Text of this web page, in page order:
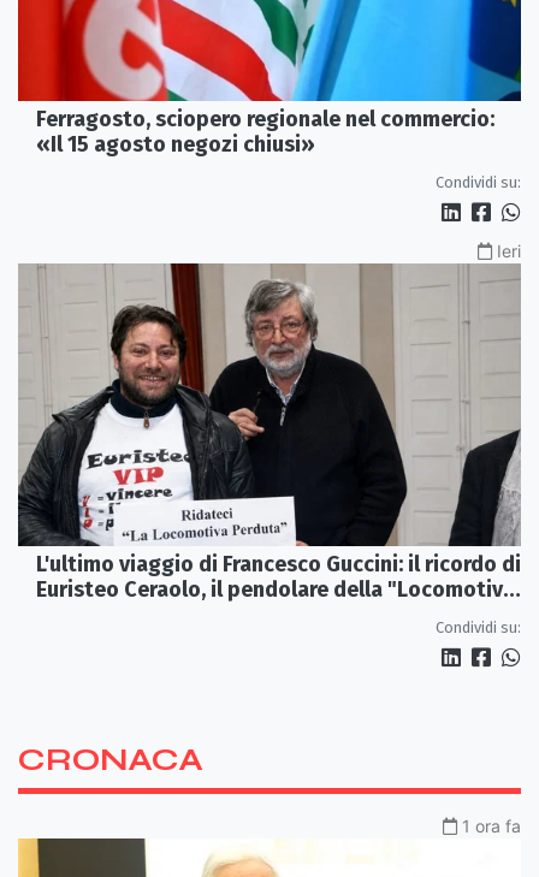
Ferragosto, sciopero regionale nel commercio:
«Il 15 agosto negozi chiusi»
Condividi su:
Ieri
L'ultimo viaggio di Francesco Guccini: il ricordo di
Euristeo Ceraolo, il pendolare della "Locomotiva
Condividi su:
CRONACA
1 ora fa